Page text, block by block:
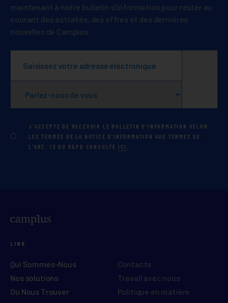
maintenant à notre bulletin d’information pour rester au
courant des activités, des offres et des dernières
nouvelles de Camplus.
J’ACCEPTE DE RECEVOIR LE BULLETIN D’INFORMATION SELON
LES TERMES DE LA NOTICE D’INFORMATION AUX TERMES DE
L’ART. 13 DU RGPD CONSULTÉ ICI
LINK
Qui Sommes-Nous
Nos solutions
Où Nous Trouver
Contacts
Travail avec nous
Politique en matière